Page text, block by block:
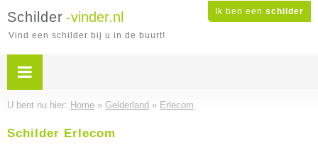
Ik ben een schilder
Schilder -vinder.nl
Vind een schilder bij u in de buurt!
U bent nu hier: Home » Gelderland » Erlecom
Schilder Erlecom